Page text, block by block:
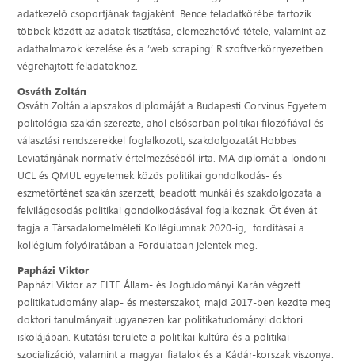
adatkezelő csoportjának tagjaként. Bence feladatkörébe tartozik
többek között az adatok tisztítása, elemezhetővé tétele, valamint az
adathalmazok kezelése és a ’web scraping’ R szoftverkörnyezetben
végrehajtott feladatokhoz.
Osváth Zoltán
Osváth Zoltán alapszakos diplomáját a Budapesti Corvinus Egyetem
politológia szakán szerezte, ahol elsősorban politikai filozófiával és
választási rendszerekkel foglalkozott, szakdolgozatát Hobbes
Leviatánjának normatív értelmezéséből írta. MA diplomát a londoni
UCL és QMUL egyetemek közös politikai gondolkodás- és
eszmetörténet szakán szerzett, beadott munkái és szakdolgozata a
felvilágosodás politikai gondolkodásával foglalkoznak. Öt éven át
tagja a Társadalomelméleti Kollégiumnak 2020-ig, fordításai a
kollégium folyóiratában a Fordulatban jelentek meg.
Papházi Viktor
Papházi Viktor az ELTE Állam- és Jogtudományi Karán végzett
politikatudomány alap- és mesterszakot, majd 2017-ben kezdte meg
doktori tanulmányait ugyanezen kar politikatudományi doktori
iskolájában. Kutatási területe a politikai kultúra és a politikai
szocializáció, valamint a magyar fiatalok és a Kádár-korszak viszonya.